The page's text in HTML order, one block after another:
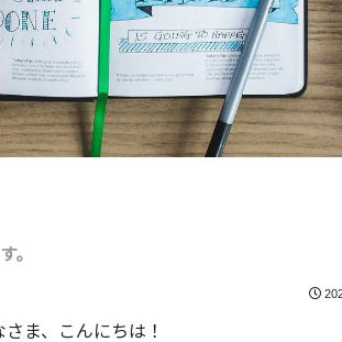
。
ま、こんにちは！